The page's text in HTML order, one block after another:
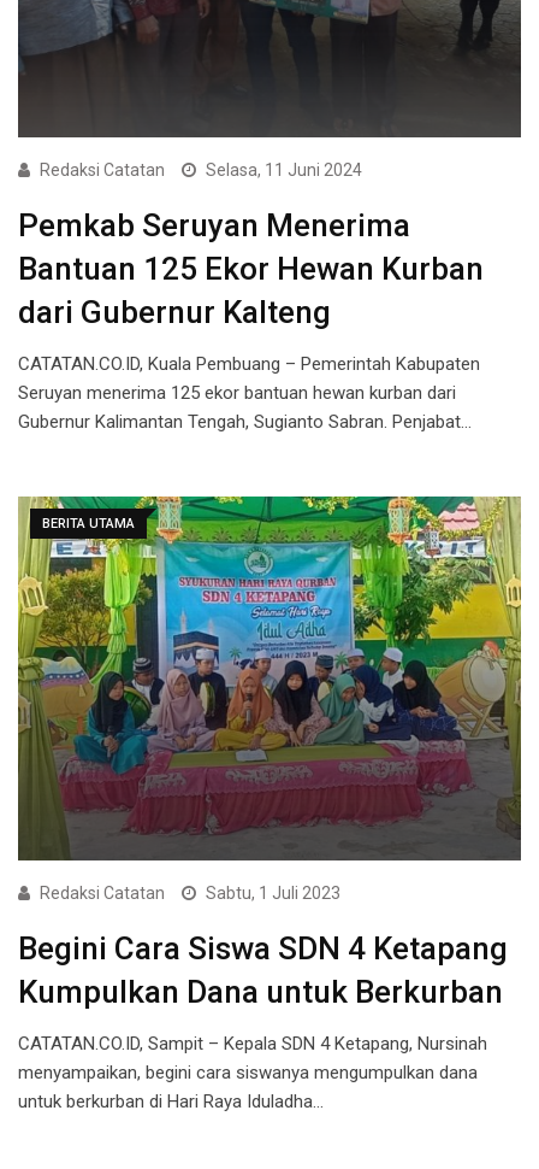
Redaksi Catatan Selasa, 11 Juni 2024
Pemkab Seruyan Menerima
Bantuan 125 Ekor Hewan Kurban
dari Gubernur Kalteng
CATATAN.CO.ID, Kuala Pembuang – Pemerintah Kabupaten
Seruyan menerima 125 ekor bantuan hewan kurban dari
Gubernur Kalimantan Tengah, Sugianto Sabran. Penjabat…
BERITA UTAMA
Redaksi Catatan Sabtu, 1 Juli 2023
Begini Cara Siswa SDN 4 Ketapang
Kumpulkan Dana untuk Berkurban
CATATAN.CO.ID, Sampit – Kepala SDN 4 Ketapang, Nursinah
menyampaikan, begini cara siswanya mengumpulkan dana
untuk berkurban di Hari Raya Iduladha…